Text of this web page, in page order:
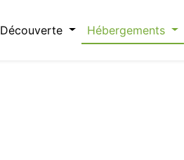
Découverte Hébergements